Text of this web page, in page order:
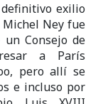
exilio
Michel Ney fue
Consejo de
a París
pero allí se
e incluso por